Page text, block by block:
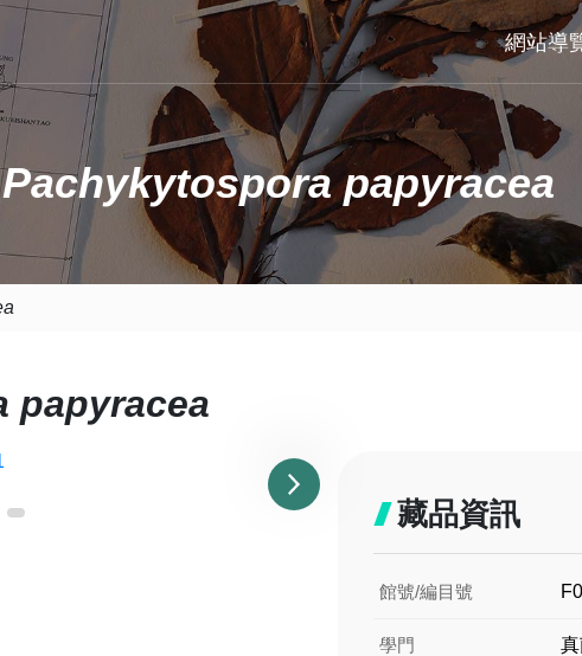
網站導
Pachykytospora papyracea
papyracea
藏品資訊
館號/編目號
學門